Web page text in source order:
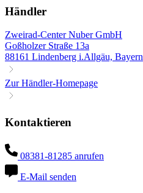
Händler
Zweirad-Center Nuber GmbH
Goßholzer Straße 13a
88161 Lindenberg i.Allgäu, Bayern
Zur Händler-Homepage
Kontaktieren
08381-81285 anrufen
E-Mail senden